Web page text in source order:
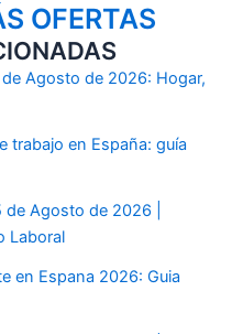
OFERTAS
Agosto de 2026: Hogar,
trabajo en España: guía
Agosto de 2026 |
Laboral
en Espana 2026: Guia